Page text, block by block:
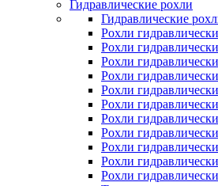
Гидравлические рохли
Гидравлические
Рохли
Рохли
Рохли
Рохли
Рохли
Рохли
Рохли
Рохли
Рохли
Рохли
Рохли